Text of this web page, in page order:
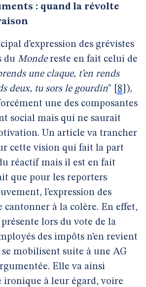
: quand la révolte
d’expression des grévistes
du Monde reste en fait celui de
une claque, t’en rends
deux, tu sors le gourdin" 8 ),
une des composantes
social mais qui ne saurait
Un article va trancher
cette vision qui fait la part
réactif mais il est en fait
que pour les reporters
l’expression des
cantonner à la colère. En effet,
lors du vote de la
des impôts n’en revient
se mobilisent suite à une AG
Elle va ainsi
ironique à leur égard, voire